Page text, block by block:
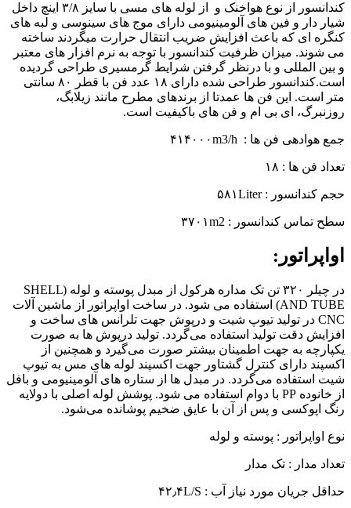
کندانسور از نوع هواخنک و از لوله های مسی با سایز ۳/۸ اینچ داخل
شیار دار و فین های آلومینیومی دارای موج های سینوسی و لبه های
کنگره ای که باعث افزایش ضریب انتقال حرارت میگردند ساخته
می شوند. میزان ظرفیت کندانسور با توجه به نرم افزار های معتبر
و بین المللی و با درنظر گرفتن شرایط گرمسیری طراحی گردیده
است.کندانسور طراحی شده دارای ۱۸ عدد فن با قطر ۸۰ سانتی
متر است. این فن ها عمدتا از برندهای مطرح مانند زیلابگ،
روزنبرگ، ای بی ام و فن های باکیفیت است.
جمع هوادهی فن ها : ۴۱۴۰۰۰m3/h
تعداد فن ها : ۱۸
حجم کندانسور : ۵۸۱Liter
سطح تماس کندانسور : ۳۷۰۱m2
اواپراتور:
در چیلر ۳۲۰ تن تک مداره هرکول از مبدل پوسته و لوله (SHELL
AND TUBE) استفاده می شود. در ساخت اواپراتور از ماشین آلات
CNC در تولید تیوپ شیت و درپوش جهت تلرانس های ساخت و
افزایش دقت تولید استفاده می‌گردد. تولید درپوش ها به صورت
یکپارچه به جهت اطمینان بیشتر صورت می‌گیرد و همچنین از
اکسپند دارای کنترل گشتاور جهت اکسپند لوله های مس به تیوپ
شیت استفاده می‌گردد. در مبدل ها از ستاره های آلومینیومی و بافل
از خانوده PP با دوام استفاده می شود. پوشش لوله اصلی با دولایه
رنگ اپوکسی و پس از آن با عایق ضخیم پوشانده می‌شود.
نوع اواپراتور : پوسته و لوله
تعداد مدار : تک مدار
حداقل جریان مورد نیاز آب : ۴۲٫۴L/S